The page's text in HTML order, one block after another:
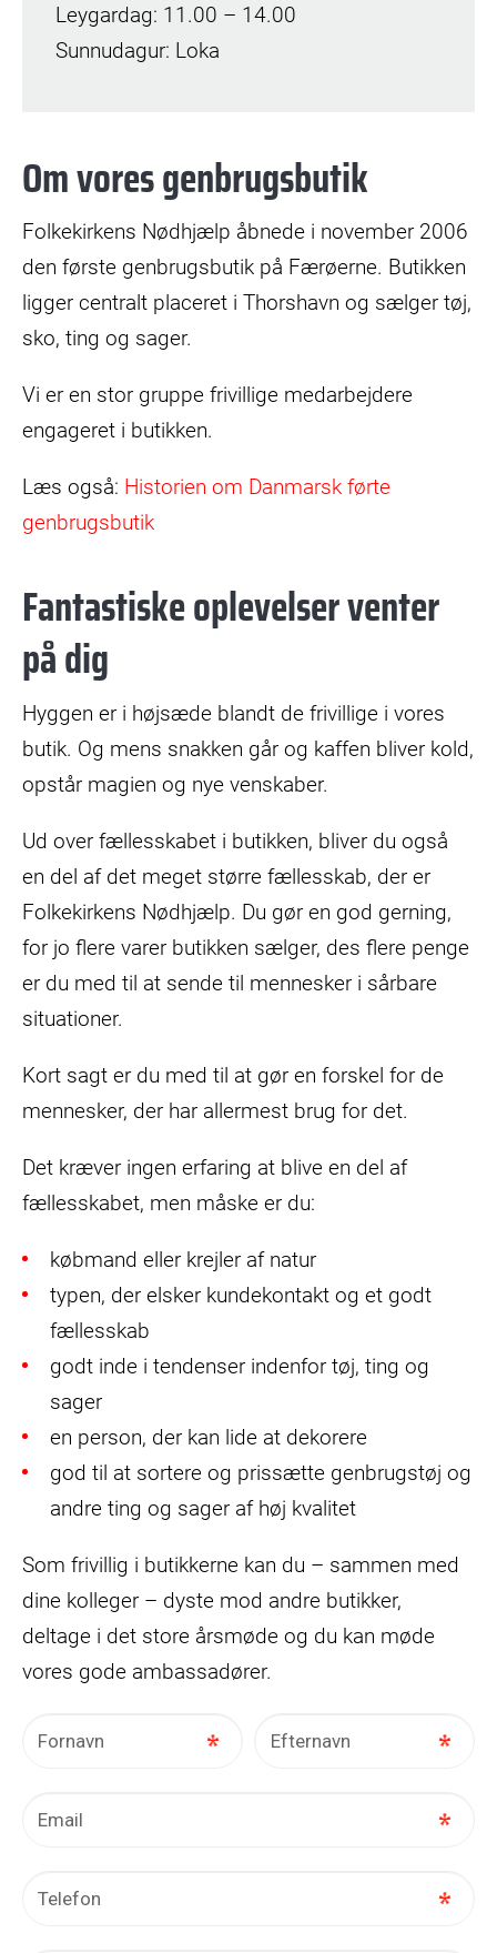
Leygardag: 11.00 – 14.00
Sunnudagur: Loka
Om vores genbrugsbutik
Folkekirkens Nødhjælp åbnede i november 2006
den første genbrugsbutik på Færøerne. Butikken
ligger centralt placeret i Thorshavn og sælger tøj,
sko, ting og sager.
Vi er en stor gruppe frivillige medarbejdere
engageret i butikken.
Læs også: Historien om Danmarsk førte
genbrugsbutik
Fantastiske oplevelser venter
på dig
Hyggen er i højsæde blandt de frivillige i vores
butik. Og mens snakken går og kaffen bliver kold,
opstår magien og nye venskaber.
Ud over fællesskabet i butikken, bliver du også
en del af det meget større fællesskab, der er
Folkekirkens Nødhjælp. Du gør en god gerning,
for jo flere varer butikken sælger, des flere penge
er du med til at sende til mennesker i sårbare
situationer.
Kort sagt er du med til at gør en forskel for de
mennesker, der har allermest brug for det.
Det kræver ingen erfaring at blive en del af
fællesskabet, men måske er du:
købmand eller krejler af natur
typen, der elsker kundekontakt og et godt
fællesskab
godt inde i tendenser indenfor tøj, ting og
sager
en person, der kan lide at dekorere
god til at sortere og prissætte genbrugstøj og
andre ting og sager af høj kvalitet
Som frivillig i butikkerne kan du – sammen med
dine kolleger – dyste mod andre butikker,
deltage i det store årsmøde og du kan møde
vores gode ambassadører.